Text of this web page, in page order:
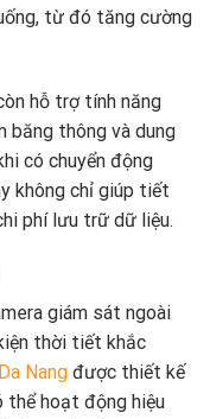
từ đó tăng cường
hỗ trợ tính năng
băng thông và dung
có chuyển động
không chỉ giúp tiết
phí lưu trữ dữ liệu.
giám sát ngoài
thời tiết khắc
Nang được thiết kế
thể hoạt động hiệu